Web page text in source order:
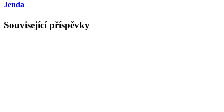
Jenda
Související příspěvky